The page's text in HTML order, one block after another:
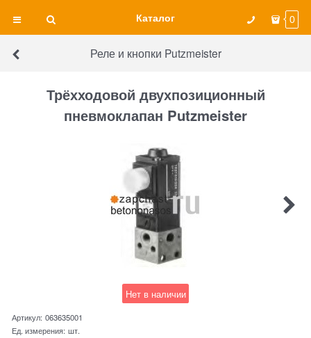
Каталог 0
Реле и кнопки Putzmeister
Трёхходовой двухпозиционный
пневмоклапан Putzmeister
Нет в наличии
Артикул: 063635001
Ед. измерения: шт.